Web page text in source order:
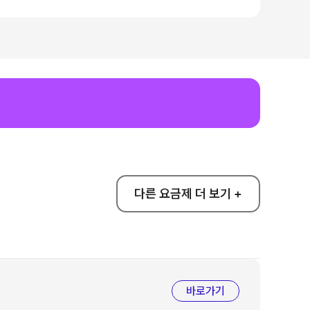
다른 요금제 더 보기 +
바로가기